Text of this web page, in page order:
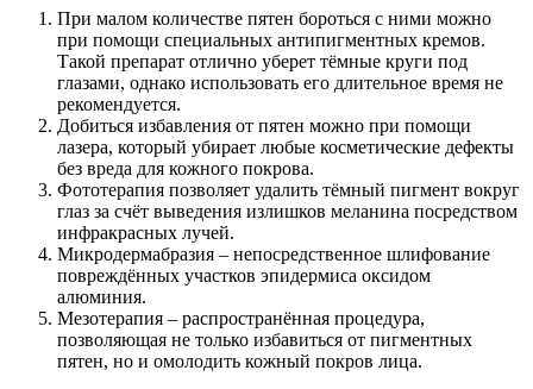
При малом количестве пятен бороться с ними можно
при помощи специальных антипигментных кремов.
Такой препарат отлично уберет тёмные круги под
глазами, однако использовать его длительное время не
рекомендуется.
Добиться избавления от пятен можно при помощи
лазера, который убирает любые косметические дефекты
без вреда для кожного покрова.
Фототерапия позволяет удалить тёмный пигмент вокруг
глаз за счёт выведения излишков меланина посредством
инфракрасных лучей.
Микродермабразия – непосредственное шлифование
повреждённых участков эпидермиса оксидом
алюминия.
Мезотерапия – распространённая процедура,
позволяющая не только избавиться от пигментных
пятен, но и омолодить кожный покров лица.